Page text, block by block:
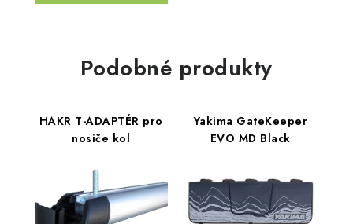
Podobné produkty
HAKR T-ADAPTÉR pro
nosiče kol
Yakima GateKeeper
EVO MD Black